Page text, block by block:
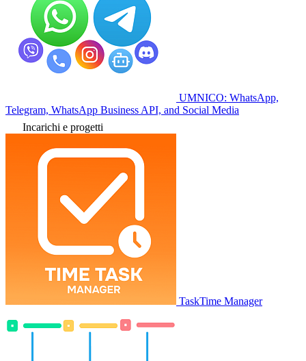
UMNICO: WhatsApp,
Telegram, WhatsApp Business API, and Social Media
Incarichi e progetti
TaskTime Manager